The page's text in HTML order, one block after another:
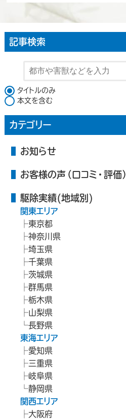
記事検索
検索対象
タイトルのみ
本文を含む
カテゴリー
お知らせ
お客様の声（口コミ・評価）
駆除実績(地域別)
関東エリア
東京都
神奈川県
埼玉県
千葉県
茨城県
群馬県
栃木県
山梨県
長野県
東海エリア
愛知県
三重県
岐阜県
静岡県
関西エリア
大阪府